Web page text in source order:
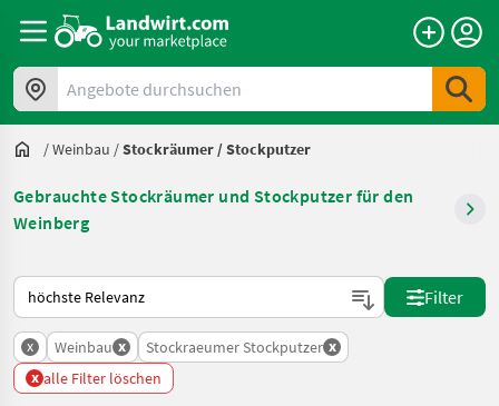
Angebote durchsuchen
/Weinbau /Stockräumer / Stockputzer
Gebrauchte Stockräumer und Stockputzer für den
Weinberg
So wird auf Landwirt.com sortiert
Filter
x Weinbau x Stockraeumer Stockputzer x
x alle Filter löschen